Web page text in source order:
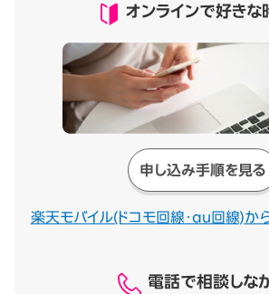
オンラインで好きな
申し込み手順を見る
楽天モバイル(ドコモ回線・au回線)か
電話で相談しな